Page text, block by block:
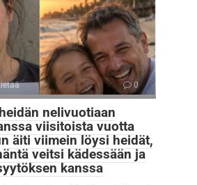
0
nelivuotiaan
viisitoista vuotta
äiti viimein löysi heidät,
veitsi kädessään ja
kanssa